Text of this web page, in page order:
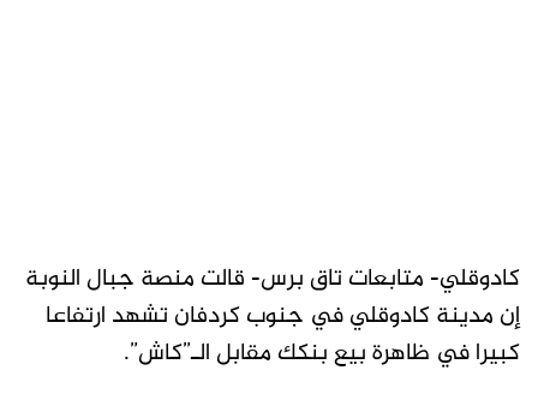
كادوقلي- متابعات تاق برس- قالت منصة جبال النوبة
إن مدينة كادوقلي في جنوب كردفان تشهد ارتفاعا
كبيرا في ظاهرة بيع بنكك مقابل الـ”كاش”.